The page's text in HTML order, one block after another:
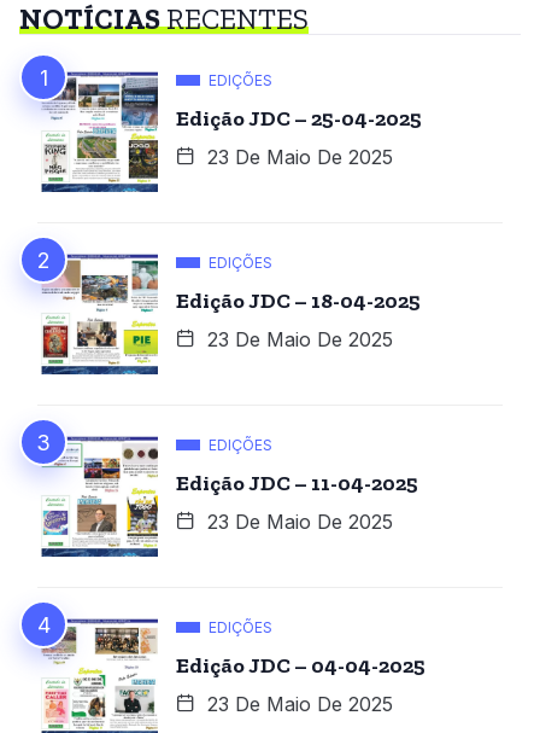
NOTÍCIASRECENTES
EDIÇÕES
Edição JDC – 25-04-2025
23 De Maio De 2025
EDIÇÕES
Edição JDC – 18-04-2025
23 De Maio De 2025
EDIÇÕES
Edição JDC – 11-04-2025
23 De Maio De 2025
EDIÇÕES
Edição JDC – 04-04-2025
23 De Maio De 2025